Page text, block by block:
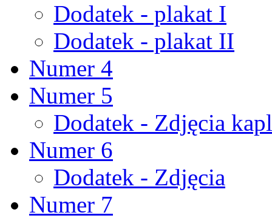
Dodatek - plakat I
Dodatek - plakat II
Numer 4
Numer 5
Dodatek - Zdjęcia
Numer 6
Dodatek - Zdjęcia
Numer 7